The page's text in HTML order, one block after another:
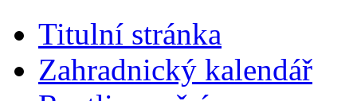
Titulní stránka
Zahradnický kalendář